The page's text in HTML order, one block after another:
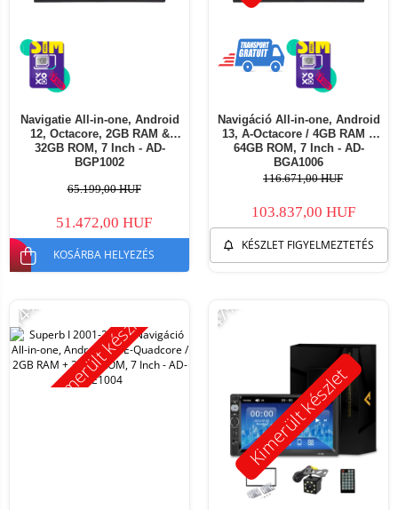
Navigatie All-in-one, Android
12, Octacore, 2GB RAM &
32GB ROM, 7 Inch - AD-
BGP1002
65.199,00 HUF
51.472,00 HUF
KOSÁRBA HELYEZÉS
Navigáció All-in-one, Android
13, A-Octacore / 4GB RAM +
64GB ROM, 7 Inch - AD-
BGA1006
116.671,00 HUF
103.837,00 HUF
KÉSZLET FIGYELMEZTETÉS
Kimerült készlet
-14%
Kimerült készlet
-47%